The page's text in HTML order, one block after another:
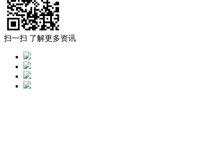
扫一扫 了解更多资讯